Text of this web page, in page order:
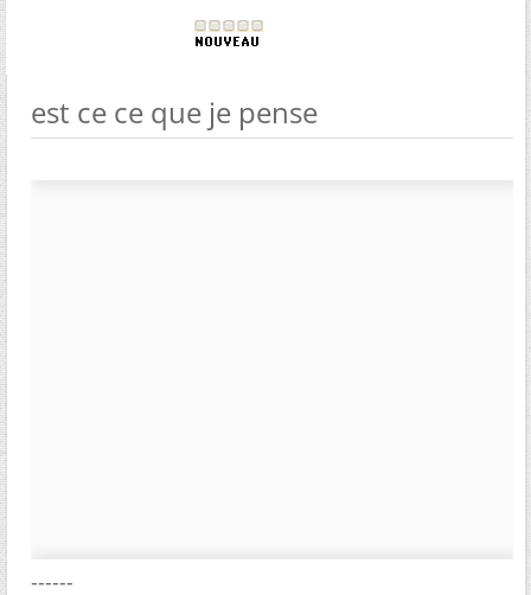
est ce ce que je pense
------